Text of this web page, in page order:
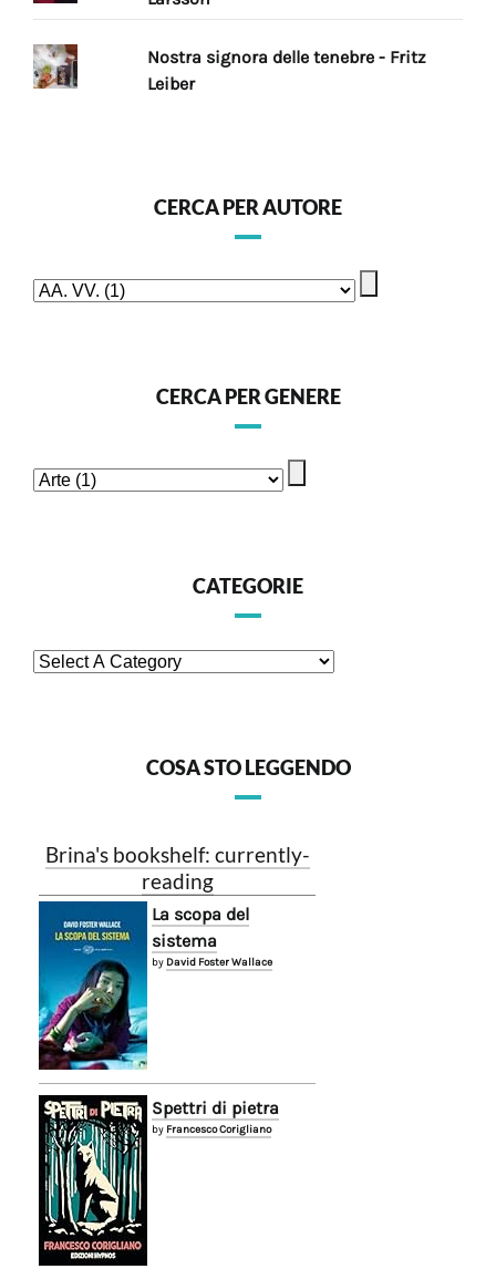
Nostra signora delle tenebre - Fritz
Leiber
CERCA PER AUTORE
CERCA PER GENERE
CATEGORIE
COSA STO LEGGENDO
Brina's bookshelf: currently-
reading
La scopa del
sistema
by David Foster Wallace
Spettri di pietra
by Francesco Corigliano